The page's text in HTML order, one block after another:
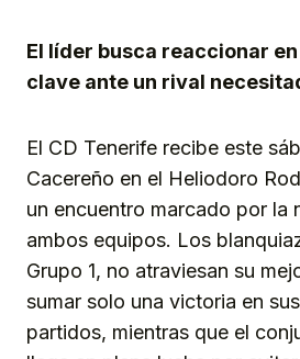
El líder busca reaccionar
clave ante un rival
El CD Tenerife recibe este
Cacereño en el Heliodoro
un encuentro marcado por la
ambos equipos. Los
Grupo 1, no atraviesan su
sumar solo una victoria en
partidos, mientras que el